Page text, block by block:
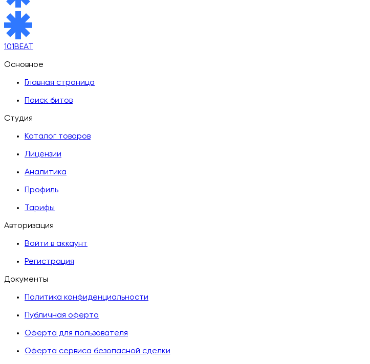
101BEAT
Основное
Главная страница
Поиск битов
Студия
Каталог товаров
Лицензии
Аналитика
Профиль
Тарифы
Авторизация
Войти в аккаунт
Регистрация
Документы
Политика конфиденциальности
Публичная оферта
Оферта для пользователя
Оферта сервиса безопасной сделки